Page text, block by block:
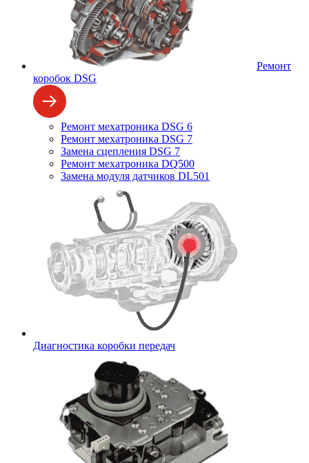
Ремонт
коробок DSG
Ремонт мехатроника DSG 6
Ремонт мехатроника DSG 7
Замена сцепления DSG 7
Ремонт мехатроника DQ500
Замена модуля датчиков DL501
Диагностика коробки передач